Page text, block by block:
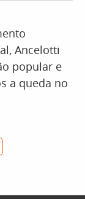
Ancelotti
popular e
a queda no